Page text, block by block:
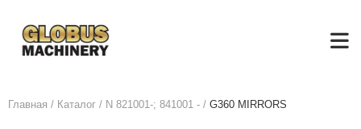
Главная / Каталог / N 821001-; 841001 - / G360 MIRRORS